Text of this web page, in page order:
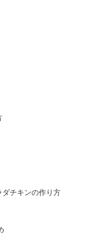
チキンの作り方